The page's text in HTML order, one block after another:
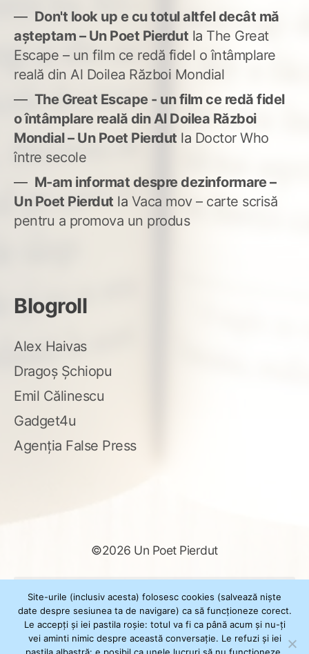
Don't look up e cu totul altfel decât mă
așteptam – Un Poet Pierdut la The Great
Escape – un film ce redă fidel o întâmplare
reală din Al Doilea Război Mondial
The Great Escape - un film ce redă fidel
o întâmplare reală din Al Doilea Război
Mondial – Un Poet Pierdut la Doctor Who
între secole
M-am informat despre dezinformare –
Un Poet Pierdut la Vaca mov – carte scrisă
pentru a promova un produs
Blogroll
Alex Haivas
Dragoș Șchiopu
Emil Călinescu
Gadget4u
Agenția False Press
©2026 Un Poet Pierdut
după:
Site-urile (inclusiv acesta) folosesc cookies (salvează niște
date despre sesiunea ta de navigare) ca să funcționeze corect.
Le accepți și iei pastila roșie: totul va fi ca până acum și nu-ți
vei aminti nimic despre această conversație. Le refuzi și iei